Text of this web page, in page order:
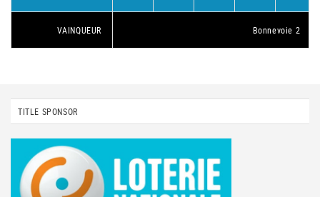
VAINQUEUR Bonnevoie 2
TITLE SPONSOR